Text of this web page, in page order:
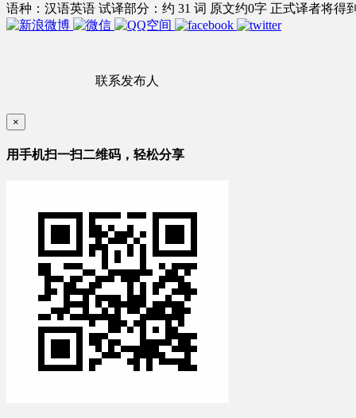
语种：汉语英语 试译部分：约 31 词 原文约0字 正式译者将得
联系发布人
×
用手机扫一扫二维码，轻松分享